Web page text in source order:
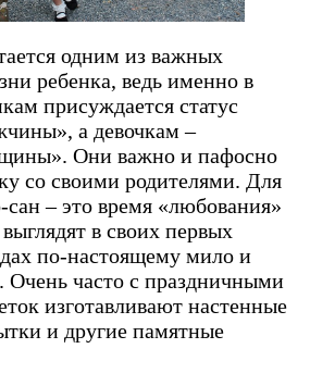
одним из важных
ребенка, ведь именно в
присуждается статус
а девочкам –
Они важно и пафосно
со своими родителями. Для
– это время «любования»
в своих первых
по-настоящему мило и
Очень часто с праздничными
изготавливают настенные
и другие памятные